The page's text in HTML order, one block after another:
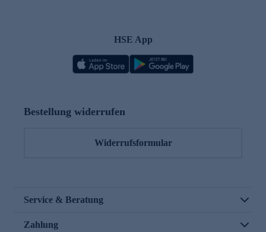
HSE App
Bestellung widerrufen
Widerrufsformular
Service & Beratung
Zahlung